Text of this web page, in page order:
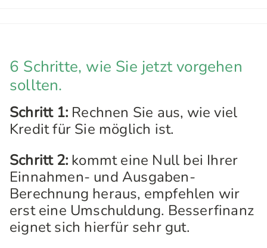
6 Schritte, wie Sie jetzt vorgehen
sollten.
Schritt 1: Rechnen Sie aus, wie viel
Kredit für Sie möglich ist.
Schritt 2: kommt eine Null bei Ihrer
Einnahmen- und Ausgaben-
Berechnung heraus, empfehlen wir
erst eine Umschuldung. Besserfinanz
eignet sich hierfür sehr gut.